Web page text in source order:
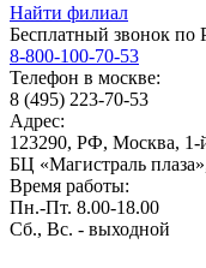
Найти филиал
Бесплатный звонок по
8-800-100-70-53
Телефон в москве:
8 (495) 223-70-53
Адрес:
123290, РФ, Москва,
БЦ «Магистраль
Время работы:
Пн.-Пт. 8.00-18.00
Сб., Вс. - выходной